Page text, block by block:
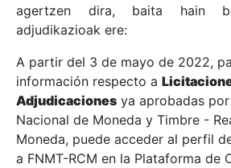
Erakutsi/Ezkutatu
Erakutsi/Ezkutatu
Erakutsi/Ezkutatu
agertzen dira, baita hain
adjudikazioak ere:
A partir del 3 de mayo de 2022,
información respecto a
Adjudicaciones ya aprobadas
Nacional de Moneda y Timbre -
Moneda, puede acceder al perfil
a FNMT-RCM en la Plataforma de